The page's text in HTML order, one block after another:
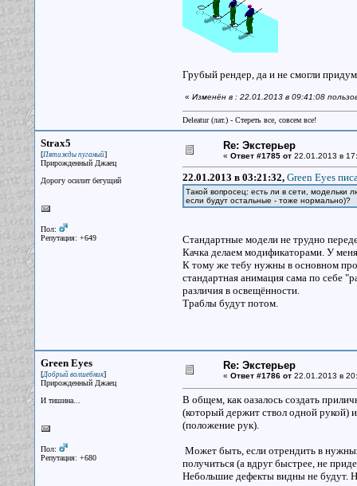
Грубый рендер, да и не смогли
« Изменён в : 22.01.2013 в 09:41:08
Deleatur (лат.) - Стереть все, совсем все!
Strax5
[Пятижды пуганый]
Прирожденный Джаец
Дорогу осилит бегущий
Пол:
Репутация: +649
Re: Экстерьер
« Ответ #1785 от22.01.2013 в
22.01.2013 в 03:21:32, Green Eyes
Такой вопросец: есть ли в сети, модельки
если будут остальные - тоже нормально)?
Стандартные модели не трудно
Качка делаем модификаторами. У
К тому же тебу нужны в основном
стандартная анимация сама по себе
различия в освещённости.
Траблы будут потом.
Green Eyes
[Добрый волшебник]
Прирожденный Джаец
И тишина...
Пол:
Репутация: +680
Re: Экстерьер
« Ответ #1786 от22.01.2013 в
В общем, как оазалось создать
(который держит ствол одной рукой)
(положение рук).
Может быть, если отрендить в
получиться (а вдруг быстрее, не
Небольшие дефекты видны не будут.